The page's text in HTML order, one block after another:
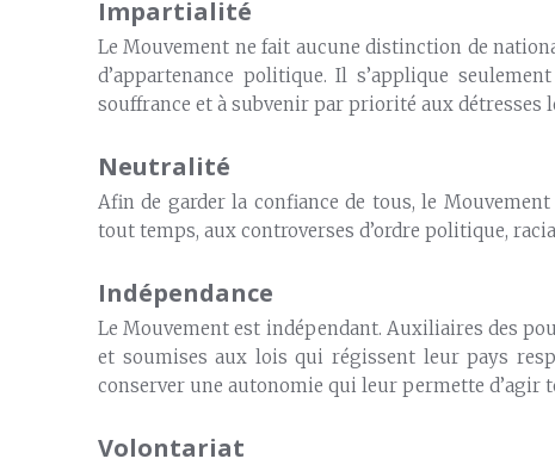
Impartialité
Le Mouvement ne fait aucune distinction de
d’appartenance politique. Il s’applique
souffrance et à subvenir par priorité aux détresses
Neutralité
Afin de garder la confiance de tous, le
tout temps, aux controverses d’ordre politique,
Indépendance
Le Mouvement est indépendant. Auxiliaires des
et soumises aux lois qui régissent leur pays
conserver une autonomie qui leur permette d’agir
Volontariat